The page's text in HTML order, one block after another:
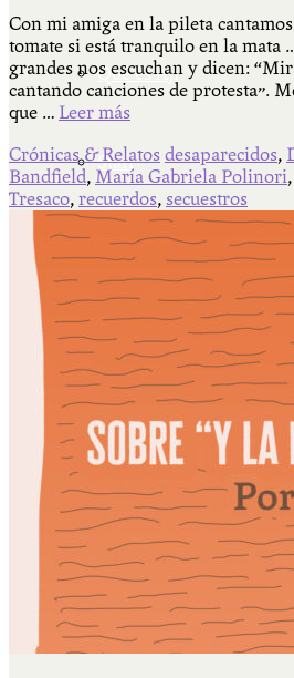
Qué es Ají
Staff
Con mi amiga en la pileta
tomate si está tranquilo en la mata
grandes nos escuchan y dicen:
cantando canciones de protesta”.
que … Leer más
Crónicas & Relatos desaparecidos,
Bandfield, María Gabriela Polinori,
Tresaco, recuerdos, secuestros